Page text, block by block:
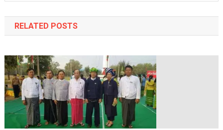
RELATED POSTS